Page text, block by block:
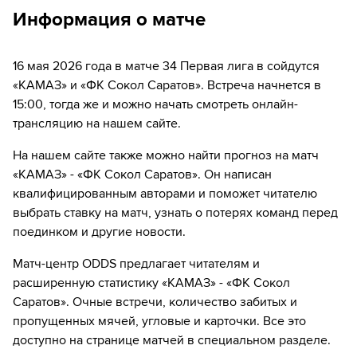
63´
Замена "ФК Сокол Саратов": Aleksej Golijanin ↔
64´ГОЛ!
64´
Игрок "ФК Сокол Саратов" Владислав Шпитальный
забивает гол!
Замена "КАМАЗ": Савелий Ратников ↔ Андрей
Семенов
74´ Замена "КАМАЗ": Даниил Шамкин ↔ Anton Roshchin
83´
Замена "КАМАЗ": Квари Абдуллахи ↔ Atsamaz
83´ Замена "КАМАЗ": Vladislav Davydov ↔ Руслан Аюкин
90´
Игрок "ФК Сокол Саратов" Amir Kahrimanovic
получает жёлтую карточку
Информация о матче
16 мая 2026 года в матче 34 Первая лига в сойдутся
«КАМАЗ» и «ФК Сокол Саратов». Встреча начнется в
15:00, тогда же и можно начать смотреть онлайн-
трансляцию на нашем сайте.
На нашем сайте также можно найти прогноз на матч
«КАМАЗ» - «ФК Сокол Саратов». Он написан
квалифицированным авторами и поможет читателю
выбрать ставку на матч, узнать о потерях команд перед
поединком и другие новости.
Матч-центр ODDS предлагает читателям и
расширенную статистику «КАМАЗ» - «ФК Сокол
Саратов». Очные встречи, количество забитых и
пропущенных мячей, угловые и карточки. Все это
доступно на странице матчей в специальном разделе.